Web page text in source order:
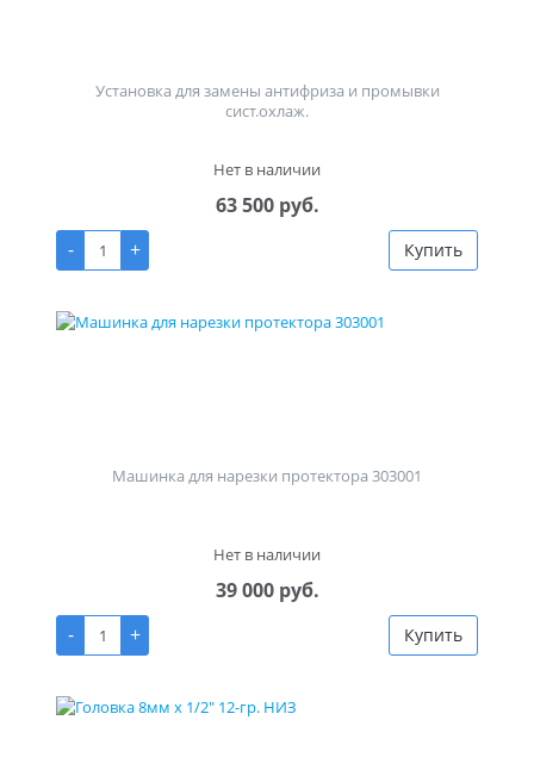
Установка для замены антифриза и промывки
сист.охлаж.
Нет в наличии
63 500 руб.
-
+ Купить
Машинка для нарезки протектора 303001
Нет в наличии
39 000 руб.
-
+ Купить